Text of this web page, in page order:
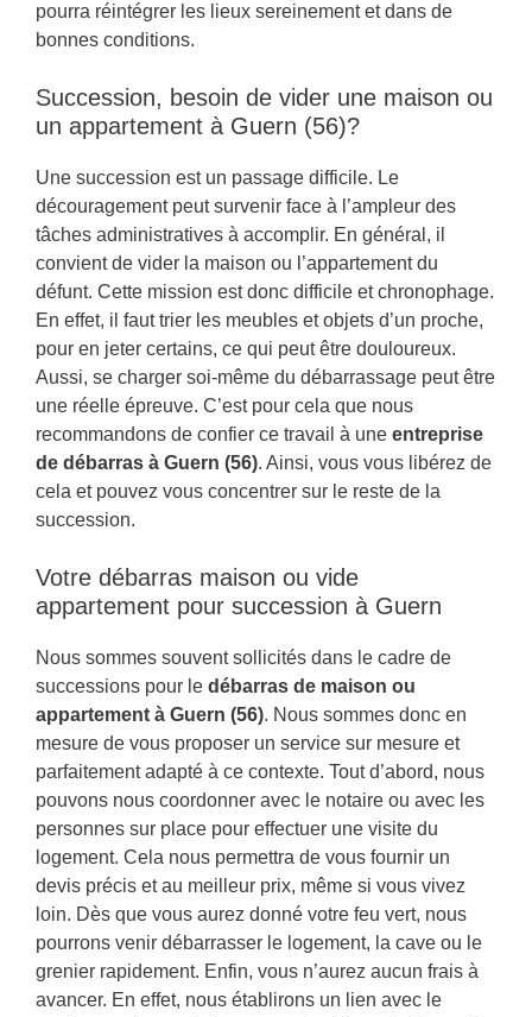
pourra réintégrer les lieux sereinement et dans de
bonnes conditions.
Succession, besoin de vider une maison ou
un appartement à Guern (56)?
Une succession est un passage difficile. Le
découragement peut survenir face à l’ampleur des
tâches administratives à accomplir. En général, il
convient de vider la maison ou l’appartement du
défunt. Cette mission est donc difficile et chronophage.
En effet, il faut trier les meubles et objets d’un proche,
pour en jeter certains, ce qui peut être douloureux.
Aussi, se charger soi-même du débarrassage peut être
une réelle épreuve. C’est pour cela que nous
recommandons de confier ce travail à une entreprise
de débarras à Guern (56). Ainsi, vous vous libérez de
cela et pouvez vous concentrer sur le reste de la
succession.
Votre débarras maison ou vide
appartement pour succession à Guern
Nous sommes souvent sollicités dans le cadre de
successions pour le débarras de maison ou
appartement à Guern (56). Nous sommes donc en
mesure de vous proposer un service sur mesure et
parfaitement adapté à ce contexte. Tout d’abord, nous
pouvons nous coordonner avec le notaire ou avec les
personnes sur place pour effectuer une visite du
logement. Cela nous permettra de vous fournir un
devis précis et au meilleur prix, même si vous vivez
loin. Dès que vous aurez donné votre feu vert, nous
pourrons venir débarrasser le logement, la cave ou le
grenier rapidement. Enfin, vous n’aurez aucun frais à
avancer. En effet, nous établirons un lien avec le